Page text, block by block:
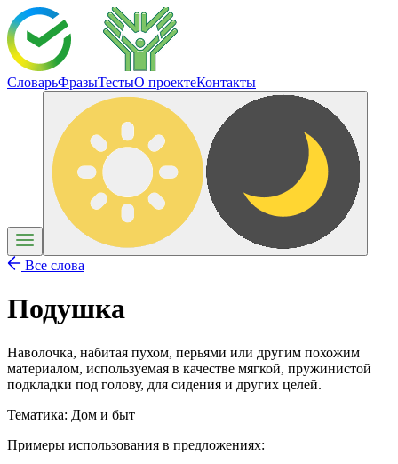
СловарьФразыТестыО проектеКонтакты
Все слова
Подушка
Наволочка, набитая пухом, перьями или другим похожим
материалом, используемая в качестве мягкой, пружинистой
подкладки под голову, для сидения и других целей.
Тематика: Дом и быт
Примеры использования в предложениях: